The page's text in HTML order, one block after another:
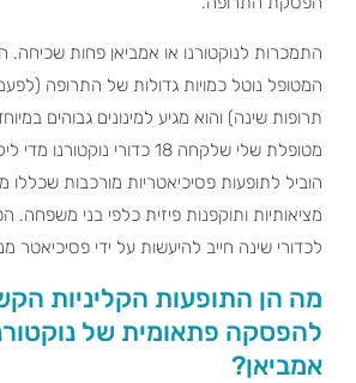
התמכרות לנוקטורנו או אמביאן פחות שכיחה.
המטופל נוטל כמויות גדולות של התרופה
תרופות שינה) והוא מגיע למינונים גבוהים
מטופלת שלי שלקחה 18 כדורי
הוביל לתופעות פסיכיאטריות מורכבות
מציאותיות ותוקפנות פיזית כלפי בני משפחה.
לכדורי שינה חייב להיעשות על ידי פסיכיאטר
מה הן התופעות הקליניות
להפסקה פתאומית של
אמביאן?